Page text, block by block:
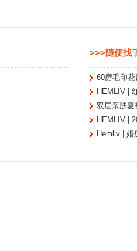
>>>随便找
60磨毛印
HEMLIV |
双层亲肤夏
HEMLIV |
Hemliv | 婚